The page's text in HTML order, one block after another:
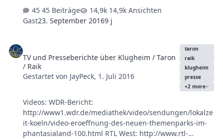
45 Beiträge
14,9k Ansichten
Gast23. September 20169 j
TV und Presseberichte über Klugheim / Taron
/ Raik
Gestartet von JayPeck, 1. Juli 2016
taron
raik
klugheim
presse
+2 more
Videos: WDR-Bericht:
http://www1.wdr.de/mediathek/video/sendungen/lokalze
it-koeln/video-eroeffnung-des-neuen-themenparks-im-
phantasialand-100.html RTL West: http://www.rtl-